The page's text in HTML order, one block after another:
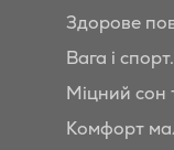
Здорове
Вага і
Міцний сон
Комфорт